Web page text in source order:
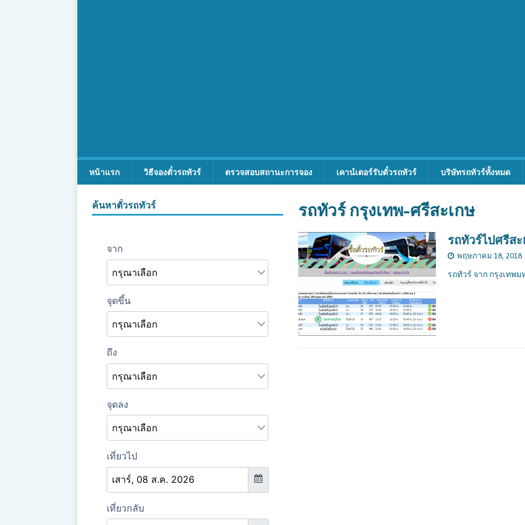
หน้าแรก วิธีจองตั๋วรถทัวร์ ตรวจสอบสถานะการจอง เคาน์เตอร์รับตั๋วรถทัวร์ บริษัทรถทัวร์ทั้งหมด
รถทัวร์ กรุงเทพ-ศรีสะเกษ
รถทัวร์ไปศรีสะ
พฤษภาคม 18, 2018
รถทัวร์ จาก กรุงเทพม
ค้นหาตั๋วรถทัวร์